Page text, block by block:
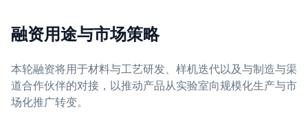
融资用途与市场策略
本轮融资将用于材料与工艺研发、样机迭代以及与制造与渠
道合作伙伴的对接，以推动产品从实验室向规模化生产与市
场化推广转变。